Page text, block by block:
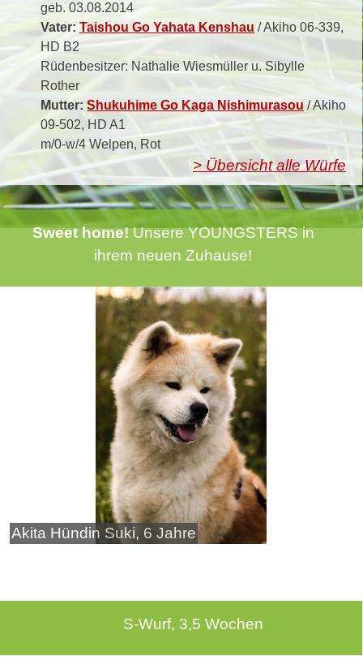
geb. 03.08.2014
Vater: Taishou Go Yahata Kenshau / Akiho 06-339,
HD B2
Rüdenbesitzer: Nathalie Wiesmüller u. Sibylle
Rother
Mutter: Shukuhime Go Kaga Nishimurasou / Akiho
09-502, HD A1
m/0-w/4 Welpen, Rot
> Übersicht alle Würfe
Sweet home!Unsere YOUNGSTERS in
ihrem neuen Zuhause!
Akita Hündin Suki, 6 Jahre
S-Wurf, 3,5 Wochen